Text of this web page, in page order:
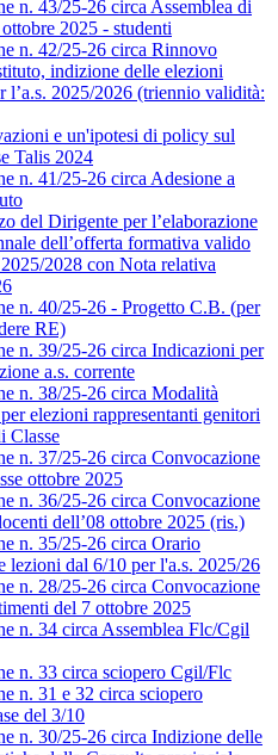
n. 43/25-26 circa Assemblea di
2025 - studenti
n. 42/25-26 circa Rinnovo
indizione delle elezioni
l’a.s. 2025/2026 (triennio validità:
e un'ipotesi di policy sul
Talis 2024
n. 41/25-26 circa Adesione a
del Dirigente per l’elaborazione
dell’offerta formativa valido
2028 con Nota relativa
n. 40/25-26 - Progetto C.B. (per
RE)
n. 39/25-26 circa Indicazioni per
a.s. corrente
n. 38/25-26 circa Modalità
elezioni rappresentanti genitori
Classe
n. 37/25-26 circa Convocazione
ottobre 2025
n. 36/25-26 circa Convocazione
dell’08 ottobre 2025 (ris.)
n. 35/25-26 circa Orario
lezioni dal 6/10 per l'a.s. 2025/26
n. 28/25-26 circa Convocazione
del 7 ottobre 2025
n. 34 circa Assemblea Flc/Cgil
n. 33 circa sciopero Cgil/Flc
n. 31 e 32 circa sciopero
del 3/10
n. 30/25-26 circa Indizione delle